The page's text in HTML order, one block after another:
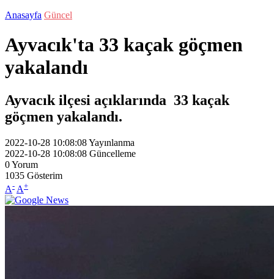
Anasayfa Güncel
Ayvacık'ta 33 kaçak göçmen
yakalandı
Ayvacık ilçesi açıklarında 33 kaçak
göçmen yakalandı.
2022-10-28 10:08:08Yayınlanma
2022-10-28 10:08:08 Güncelleme
0Yorum
1035 Gösterim
A- A+